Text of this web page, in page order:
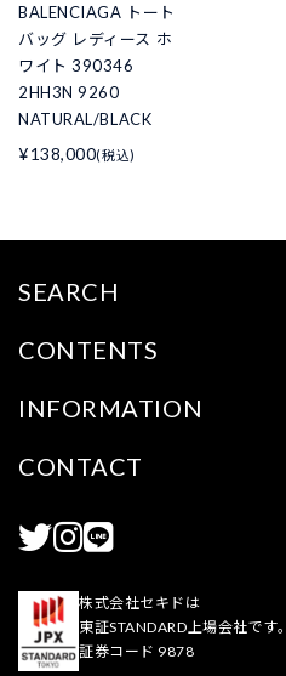
BALENCIAGA トート
バッグ レディース ホ
ワイト 390346
2HH3N 9260
NATURAL/BLACK
¥138,000(税込)
SEARCH
CONTENTS
INFORMATION
CONTACT
株式会社セキドは
東証STANDARD上場会社です。
証券コード 9878